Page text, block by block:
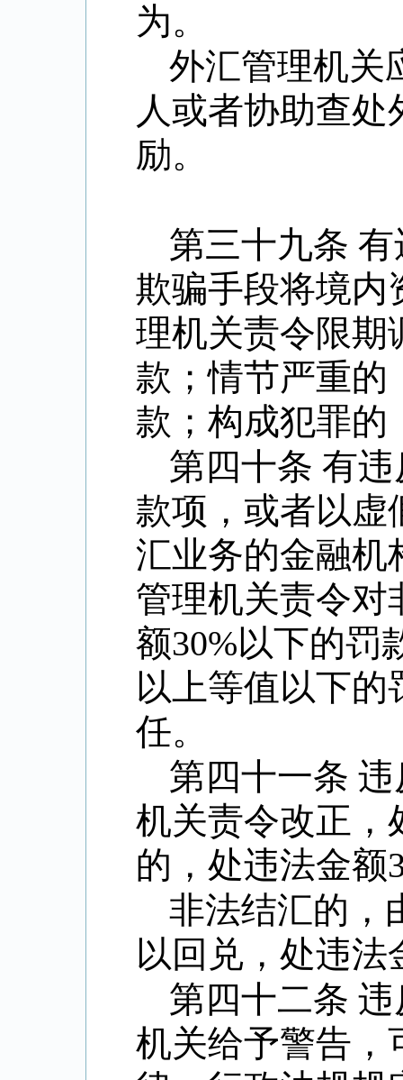
为。
外汇管理机关
人或者协助查
励。
第三十九条
欺骗手段将境内
理机关责令限期
款；情节严重的
款；构成犯罪的
第四十条 有
款项，或者以虚
汇业务的金融机
管理机关责令对
额30%以下的罚
以上等值以下的
任。
第四十一条
机关责令改正，
的，处违法金额
非法结汇的，
以回兑，处违法
第四十二条
机关给予警告，